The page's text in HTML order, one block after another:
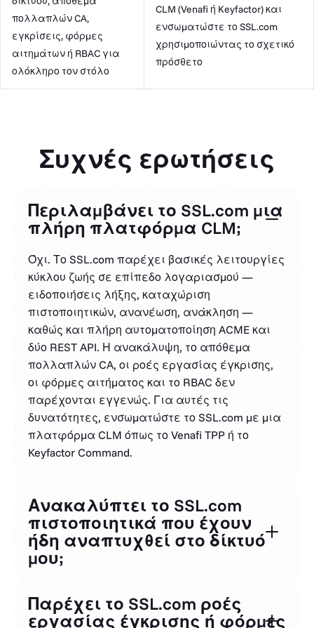
πολλαπλών CA,
εγκρίσεις, φόρμες
αιτημάτων ή RBAC για
ολόκληρο τον στόλο
CLM (Venafi ή Keyfactor) και
ενσωματώστε το SSL.com
χρησιμοποιώντας το σχετικό
πρόσθετο
Συχνές ερωτήσεις
Περιλαμβάνει το SSL.com μια
πλήρη πλατφόρμα CLM;
Όχι. Το SSL.com παρέχει βασικές λειτουργίες
κύκλου ζωής σε επίπεδο λογαριασμού —
ειδοποιήσεις λήξης, καταχώριση
πιστοποιητικών, ανανέωση, ανάκληση —
καθώς και πλήρη αυτοματοποίηση ACME και
δύο REST API. Η ανακάλυψη, το απόθεμα
πολλαπλών CA, οι ροές εργασίας έγκρισης,
οι φόρμες αιτήματος και το RBAC δεν
παρέχονται εγγενώς. Για αυτές τις
δυνατότητες, ενσωματώστε το SSL.com με μια
πλατφόρμα CLM όπως το Venafi TPP ή το
Keyfactor Command.
Ανακαλύπτει το SSL.com
πιστοποιητικά που έχουν
ήδη αναπτυχθεί στο δίκτυό
μου;
Παρέχει το SSL.com ροές
εργασίας έγκρισης ή φόρμες